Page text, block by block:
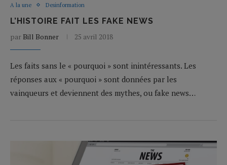
A la une Desinformation
L’HISTOIRE FAIT LES FAKE NEWS
par Bill Bonner 25 avril 2018
Les faits sans le « pourquoi » sont inintéressants. Les
réponses aux « pourquoi » sont données par les
vainqueurs et deviennent des mythes, ou fake news…